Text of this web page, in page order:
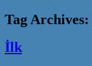
Tag Archives:
İlk